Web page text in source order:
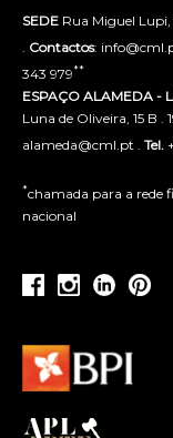
SEDE Rua Miguel
Contactos:
343 979**
ESPAÇO ALAMEDA -
Luna de Oliveira, 15 B .
alameda@cml.pt . Tel.
*chamada para a rede
nacional